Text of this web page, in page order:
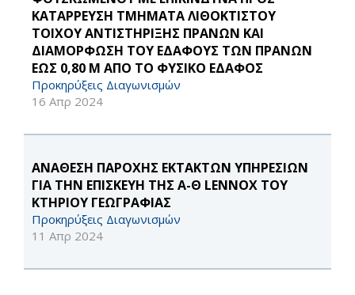
ΚΑΤΑΡΡΕΥΣΗ ΤΜΗΜΑΤΑ ΛΙΘΟΚΤΙΣΤΟΥ
ΤΟΙΧΟΥ ΑΝΤΙΣΤΗΡΙΞΗΣ ΠΡΑΝΩΝ ΚΑΙ
ΔΙΑΜΟΡΦΩΣΗ ΤΟΥ ΕΔΑΦΟΥΣ ΤΩΝ ΠΡΑΝΩΝ
ΕΩΣ 0,80 M ΑΠΟ ΤΟ ΦΥΣΙΚΟ ΕΔΑΦΟΣ
Προκηρύξεις Διαγωνισμών
16 Απρ 2024
ΑΝΑΘΕΣΗ ΠΑΡΟΧΗΣ ΕΚΤΑΚΤΩΝ ΥΠΗΡΕΣΙΩΝ
ΓΙΑ ΤΗΝ ΕΠΙΣΚΕΥΗ ΤΗΣ Α-Θ LENNOX ΤΟΥ
ΚΤΗΡΙΟΥ ΓΕΩΓΡΑΦΙΑΣ
Προκηρύξεις Διαγωνισμών
11 Απρ 2024